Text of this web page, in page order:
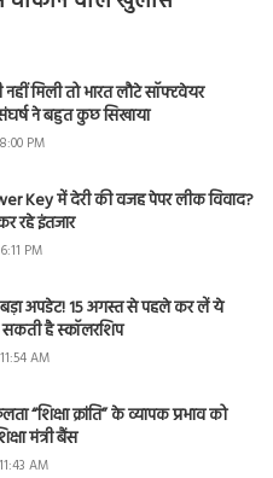
मिली तो भारत लौटे सॉफ्टवेयर
ने बहुत कुछ सिखाया
PM
Key में देरी की वजह पेपर लीक विवाद?
रहे इंतजार
PM
बड़ा अपडेट! 15 अगस्त से पहले कर लें ये
है स्कॉलरशिप
AM
“शिक्षा क्रांति” के व्यापक प्रभाव को
मंत्री बैंस
AM